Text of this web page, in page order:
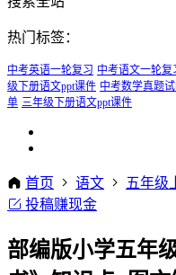
热门标签：
中考英语一轮复习 中考语文一轮复
级下册语文ppt课件 中考数学真题
单 三年级下册语文ppt课件
首页 语文 五年级
投稿赚现金
部编版小学五年